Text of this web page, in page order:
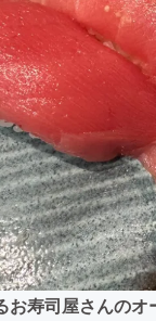
ネス・起業
くり・地域活性化
お寿司屋さんの